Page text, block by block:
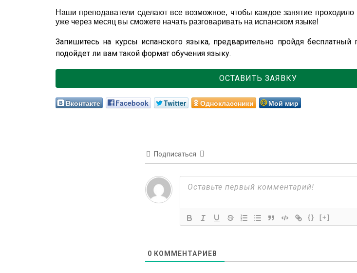
Наши преподаватели сделают все возможное, чтобы каждое занятие проходило
уже через месяц вы сможете начать разговаривать на испанском языке!
Запишитесь на курсы испанского языка, предварительно пройдя бесплатный
подойдет ли вам такой формат обучения языку.
ОСТАВИТЬ ЗАЯВКУ
Вконтакте Facebook Twitter Одноклассники Мой мир
Подписаться
{} [+]
0 КОММЕНТАРИЕВ